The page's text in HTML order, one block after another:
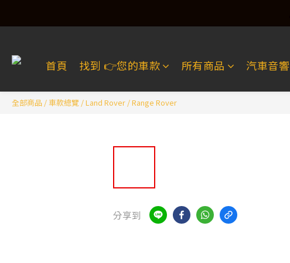
首頁 找到 👉️您的車款 所有商品 汽車音響
全部商品 /車款總覽 /Land Rover /Range Rover
分享到